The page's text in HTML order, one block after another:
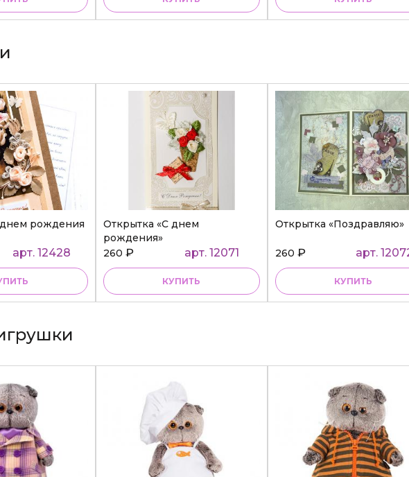
рождения
арт. 12428
Открытка «С днем
рождения»
260 ₽ арт. 12071
КУПИТЬ
Открытка «Поздравляю»
260 ₽ арт.
КУПИТЬ